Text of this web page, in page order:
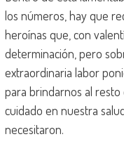
los números, hay que
heroínas que, con
determinación, pero
extraordinaria labor
para brindarnos al resto
cuidado en nuestra
necesitaron.